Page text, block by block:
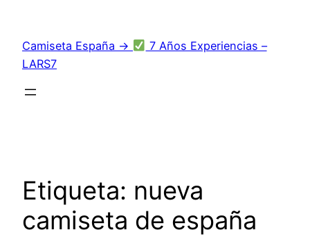
contenido
Camiseta España →
7 Años Experiencias –
LARS7
Etiqueta: nueva
camiseta de españa